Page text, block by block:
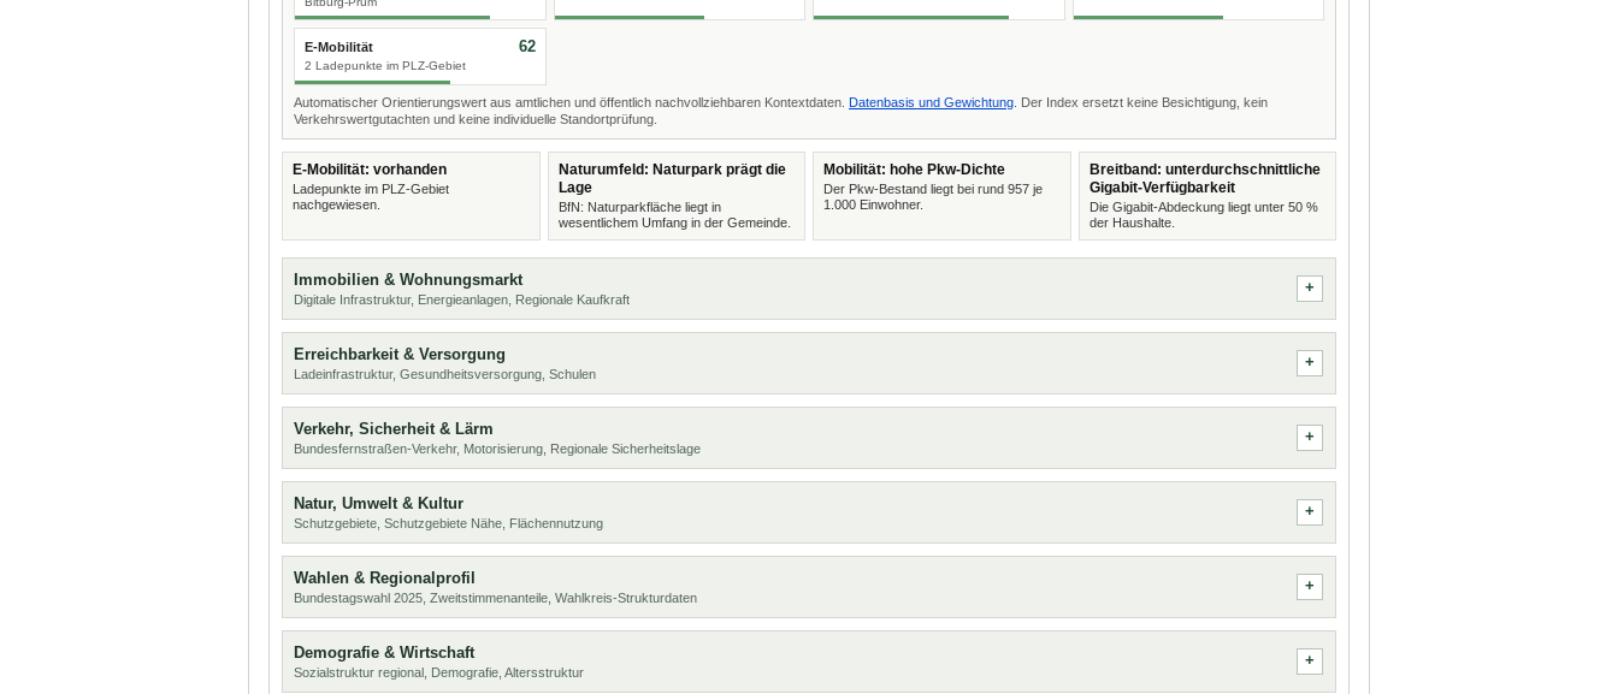
E-Mobilität
2 Ladepunkte im PLZ-Gebiet
62
Automatischer Orientierungswert aus amtlichen und öffentlich nachvollziehbaren Kontextdaten. Datenbasis und Gewichtung . Der Index ersetzt keine Besichtigung, kein
Verkehrswertgutachten und keine individuelle Standortprüfung.
E-Mobilität: vorhanden
Ladepunkte im PLZ-Gebiet
nachgewiesen.
Naturumfeld: Naturpark prägt die
Lage
BfN: Naturparkfläche liegt in
wesentlichem Umfang in der Gemeinde.
Mobilität: hohe Pkw-Dichte
Der Pkw-Bestand liegt bei rund 957 je
1.000 Einwohner.
Breitband: unterdurchschnittliche
Gigabit-Verfügbarkeit
Die Gigabit-Abdeckung liegt unter 50 %
der Haushalte.
Immobilien & Wohnungsmarkt
Digitale Infrastruktur, Energieanlagen, Regionale Kaufkraft
Erreichbarkeit & Versorgung
Ladeinfrastruktur, Gesundheitsversorgung, Schulen
Verkehr, Sicherheit & Lärm
Bundesfernstraßen-Verkehr, Motorisierung, Regionale Sicherheitslage
Natur, Umwelt & Kultur
Schutzgebiete, Schutzgebiete Nähe, Flächennutzung
Wahlen & Regionalprofil
Bundestagswahl 2025, Zweitstimmenanteile, Wahlkreis-Strukturdaten
Demografie & Wirtschaft
Sozialstruktur regional, Demografie, Altersstruktur